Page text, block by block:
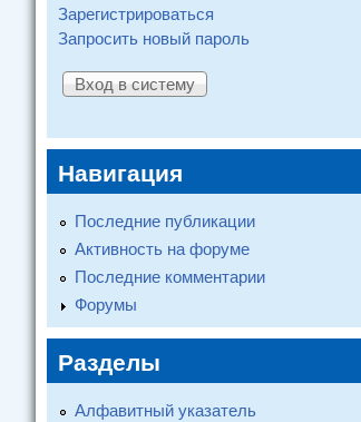
Зарегистрироваться
Запросить новый пароль
Навигация
Последние публикации
Активность на форуме
Последние комментарии
Форумы
Разделы
Алфавитный указатель